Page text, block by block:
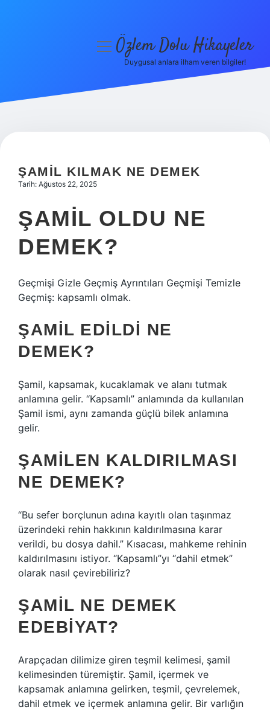
Hakkımızda
menüyüÖzlem Dolu Hikayeler
Duygusal anlara ilham veren bilgiler!
ŞAMIL KILMAK NE DEMEK
Tarih: Ağustos 22, 2025
ŞAMIL OLDU NE
DEMEK?
Geçmişi Gizle Geçmiş Ayrıntıları Geçmişi Temizle
Geçmiş: kapsamlı olmak.
ŞAMIL EDILDI NE
DEMEK?
Şamil, kapsamak, kucaklamak ve alanı tutmak
anlamına gelir. “Kapsamlı” anlamında da kullanılan
Şamil ismi, aynı zamanda güçlü bilek anlamına
gelir.
ŞAMILEN KALDIRILMASI
NE DEMEK?
“Bu sefer borçlunun adına kayıtlı olan taşınmaz
üzerindeki rehin hakkının kaldırılmasına karar
verildi, bu dosya dahil.” Kısacası, mahkeme rehinin
kaldırılmasını istiyor. “Kapsamlı”yı “dahil etmek”
olarak nasıl çevirebiliriz?
ŞAMIL NE DEMEK
EDEBIYAT?
Arapçadan dilimize giren teşmil kelimesi, şamil
kelimesinden türemiştir. Şamil, içermek ve
kapsamak anlamına gelirken, teşmil, çevrelemek,
dahil etmek ve içermek anlamına gelir. Bir varlığın